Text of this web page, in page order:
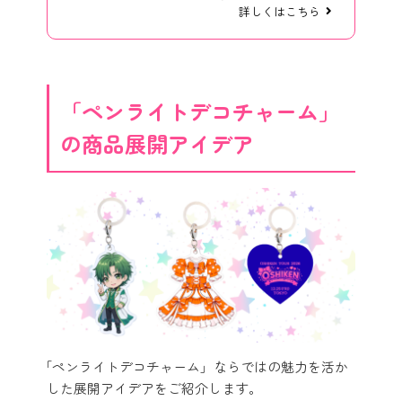
詳しくはこちら
「ペンライトデコチャーム」
の商品展開アイデア
「ペンライトデコチャーム」ならではの魅力を活か
した展開アイデアをご紹介します。